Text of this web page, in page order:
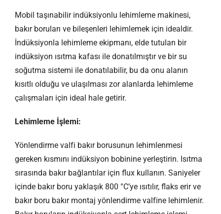
Mobil taşınabilir indüksiyonlu lehimleme makinesi,
bakır boruları ve bileşenleri lehimlemek için idealdir.
İndüksiyonla lehimleme ekipmanı, elde tutulan bir
indüksiyon ısıtma kafası ile donatılmıştır ve bir su
soğutma sistemi ile donatılabilir, bu da onu alanın
kısıtlı olduğu ve ulaşılması zor alanlarda lehimleme
çalışmaları için ideal hale getirir.
Lehimleme İşlemi:
Yönlendirme valfi bakır borusunun lehimlenmesi
gereken kısmını indüksiyon bobinine yerleştirin. Isıtma
sırasında bakır bağlantılar için flux kullanın. Saniyeler
içinde bakır boru yaklaşık 800 °C’ye ısıtılır, flaks erir ve
bakır boru bakır montaj yönlendirme valfine lehimlenir.